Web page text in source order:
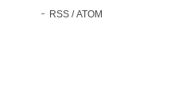
RSS /ATOM